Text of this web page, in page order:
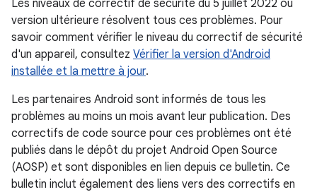
Les niveaux de correctif de sécurité du 5 juillet 2022 ou
version ultérieure résolvent tous ces problèmes. Pour
savoir comment vérifier le niveau du correctif de sécurité
d'un appareil, consultez Vérifier la version d'Android
installée et la mettre à jour.
Les partenaires Android sont informés de tous les
problèmes au moins un mois avant leur publication. Des
correctifs de code source pour ces problèmes ont été
publiés dans le dépôt du projet Android Open Source
(AOSP) et sont disponibles en lien depuis ce bulletin. Ce
bulletin inclut également des liens vers des correctifs en